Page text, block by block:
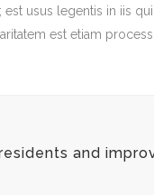
est usus legentis in iis
est etiam
and